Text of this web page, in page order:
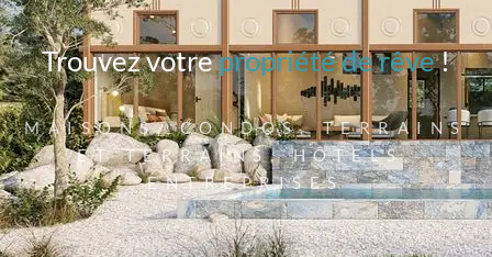
Trouvez votrepropriété de rêve!
MAISONS, CONDOS, TERRAINS
ET TERRAINS, HÔTELS,
ENTREPRISES